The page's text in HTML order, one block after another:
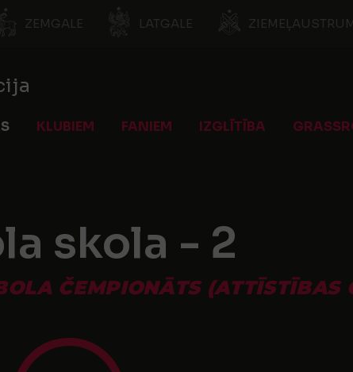
ZEMGALE LATGALE
KLUBIEM FANIEM IZGLĪTĪBA
skola - 2
ČEMPIONĀTS (ATTĪSTĪBAS